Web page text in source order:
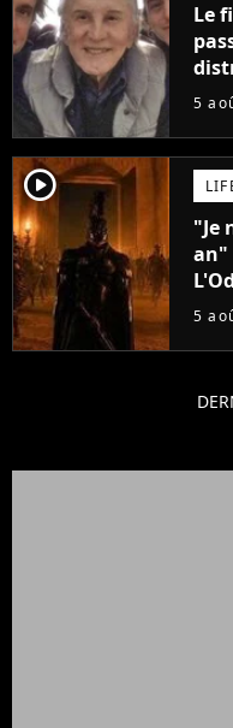
Le
5
player2
"Je
an"
5